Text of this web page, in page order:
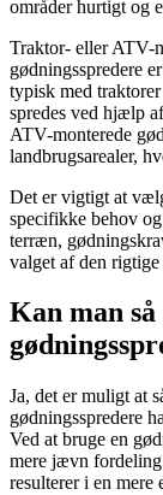
områder hurtigt og
Traktor- eller ATV-
gødningsspredere
typisk med
spredes ved hjælp
ATV-monterede
landbrugsarealer,
Det er vigtigt at
specifikke behov
terræn,
valget af den rigtige
Kan man
Ja, det er muligt at
gødningsspredere
Ved at bruge en
mere jævn
resulterer i en mere